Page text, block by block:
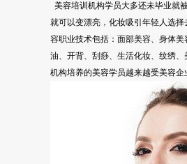
美容培训机构学员大多还未毕业就
就可以变漂亮，化妆吸引年轻人选
容职业技术包括：面部美容、身体
油、开背、刮痧、生活化妆、纹绣
机构培养的美容学员越来越受美容企